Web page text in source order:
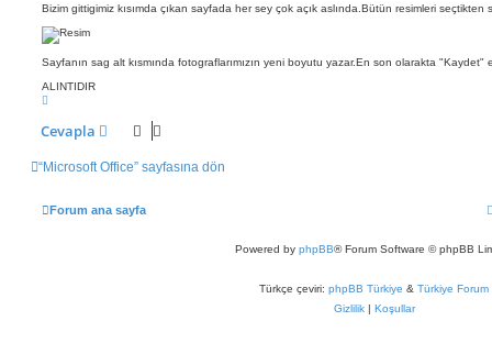
Bizim gittigimiz kısımda çıkan sayfada her sey çok açık aslında.Bütün resimleri
Sayfanın sag alt kısmında fotograflarımızın yeni boyutu yazar.En son olarakta "Kaydet"
ALINTIDIR
a
n
Cevapla
“Microsoft Office” sayfasına dön
Forum ana sayfa
Powered by phpBB® Forum Software © phpBB
Türkçe çeviri: phpBB Türkiye & Türkiye Forum
Gizlilik | Koşullar